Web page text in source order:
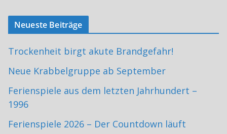
Neueste Beiträge
Trockenheit birgt akute Brandgefahr!
Neue Krabbelgruppe ab September
Ferienspiele aus dem letzten Jahrhundert –
1996
Ferienspiele 2026 – Der Countdown läuft